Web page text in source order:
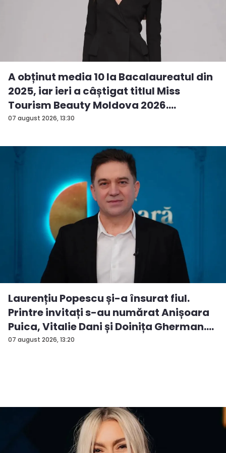
07 august 2026, 13:30
A obținut media 10 la Bacalaureatul din
2025, iar ieri a câștigat titlul Miss
Tourism Beauty Moldova 2026.
Andreea...
07 august 2026, 13:20
Laurențiu Popescu și-a însurat fiul.
Printre invitați s-au numărat Anișoara
Puica, Vitalie Dani și Doinița Gherman.
P...